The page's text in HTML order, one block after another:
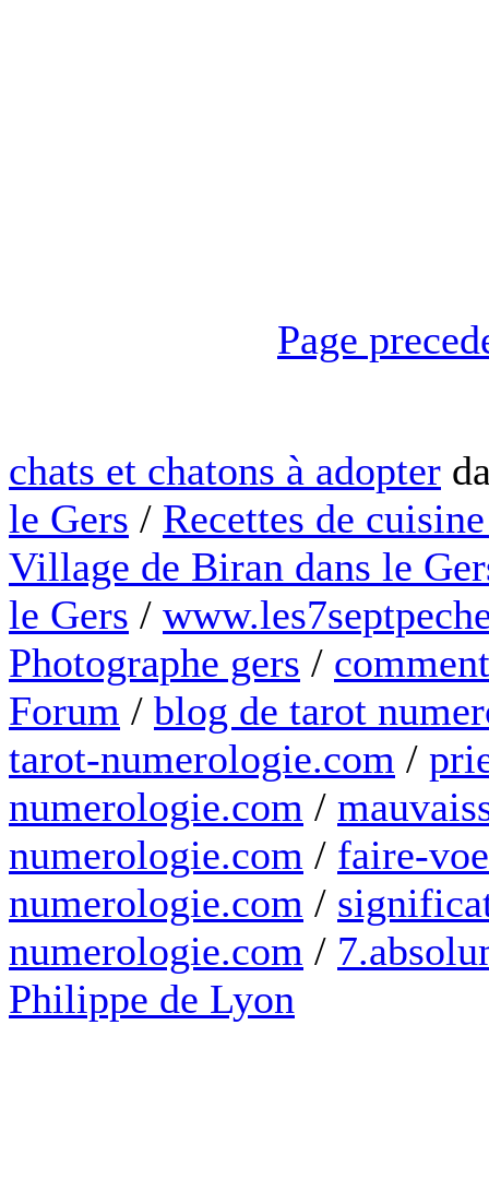
Page
chats et chatons à adopter
le Gers / Recettes de
Village de Biran dans le
le Gers /
Photographe gers /
Forum / blog de tarot
tarot-numerologie.com /
numerologie.com /
numerologie.com / faire-
numerologie.com /
numerologie.com /
Philippe de Lyon